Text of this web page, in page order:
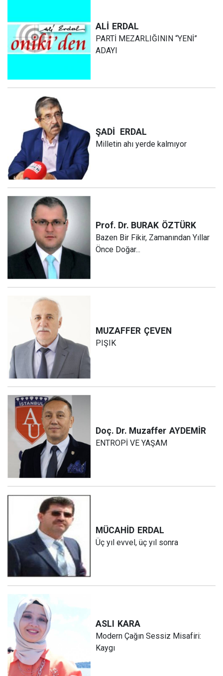
ALİ ERDAL
PARTİ MEZARLIĞININ “YENİ”
ADAYI
ŞADİ ERDAL
Milletin ahı yerde kalmıyor
Prof. Dr. BURAK ÖZTÜRK
Bazen Bir Fikir, Zamanından Yıllar
Önce Doğar...
MUZAFFER ÇEVEN
PIŞIK
Doç. Dr. Muzaffer AYDEMİR
ENTROPİ VE YAŞAM
MÜCAHİD ERDAL
Üç yıl evvel, üç yıl sonra
ASLI KARA
Modern Çağın Sessiz Misafiri:
Kaygı